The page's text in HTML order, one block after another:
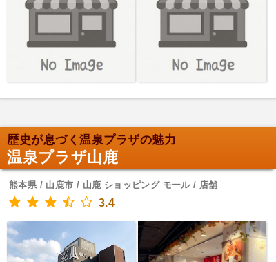
歴史が息づく温泉プラザの魅力
温泉プラザ山鹿
熊本県 / 山鹿市 / 山鹿 ショッピング モール / 店舗
3.4